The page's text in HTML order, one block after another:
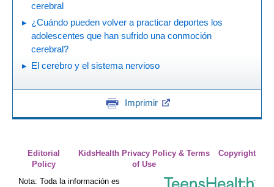
cerebral
¿Cuándo pueden volver a practicar deportes los
adolescentes que han sufrido una conmoción
cerebral?
El cerebro y el sistema nervioso
Imprimir
Editorial
Policy
KidsHealth Privacy Policy & Terms
of Use
Copyright
Nota: Toda la información es